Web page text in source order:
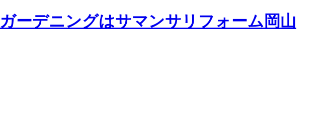
ーデニングはサマンサリフォーム岡山